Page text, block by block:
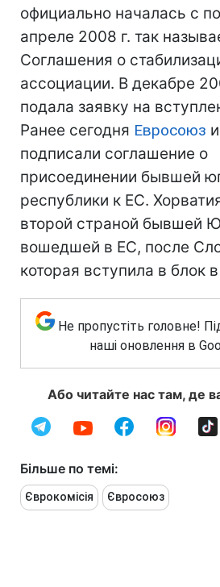
официально началась с
апреле 2008 г. так
Соглашения о
ассоциации. В декабре
подала заявку на
Ранее сегодня Евросоюз
подписали соглашение о
присоединении бывшей
республики к ЕС.
второй страной бывшей
вошедшей в ЕС, после
которая вступила в блок
Не пропустіть головне!
наші оновлення в
Або читайте нас там, де
Більше по темі:
Єврокомісія Євросоюз